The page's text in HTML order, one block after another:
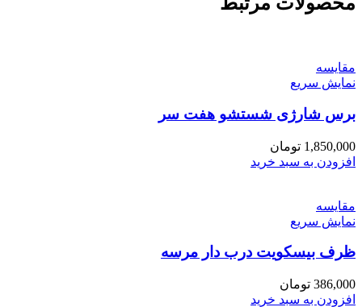
انواع
است
صفحه
محصول
مقايسه
نمایش سریع
برس شارژی شستشو هفت سر
1,850,000 تومان
افزودن به سبد خرید
مقايسه
نمایش سریع
ظرف بیسکویت درب دار مرسه
386,000 تومان
افزودن به سبد خرید